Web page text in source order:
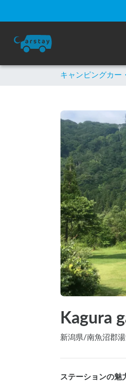
キャンピングカー
Kagura
新潟県/南魚沼郡
ステーションの魅